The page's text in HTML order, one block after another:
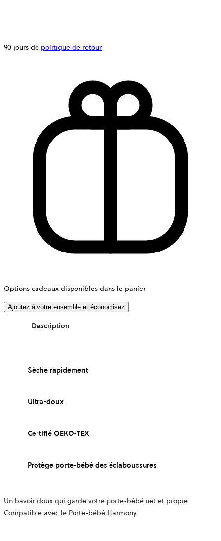
90 jours de politique de retour
Options cadeaux disponibles dans le panier
Ajoutez à votre ensemble et économisez
Description
Sèche rapidement
Ultra-doux
Certifié OEKO-TEX
Protège porte-bébé des éclaboussures
Un bavoir doux qui garde votre porte-bébé net et propre.
Compatible avec le Porte-bébé Harmony.